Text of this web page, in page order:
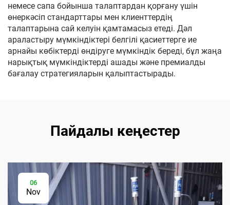
немесе сапа бойынша талаптардан қорғану үшін
өнеркәсіп стандарттары мен клиенттердің
талаптарына сай келуін қамтамасыз етеді. Дәл
араластыру мүмкіндіктері белгілі қасиеттерге ие
арнайы көбіктерді өндіруге мүмкіндік береді, бұл жаңа
нарықтық мүмкіндіктерді ашады және премиалды
бағалау стратегияларын қалыптастырады.
Пайдалы кеңестер
06
Nov